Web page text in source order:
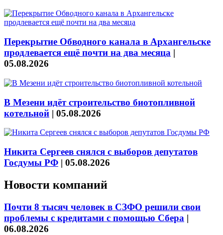
Перекрытие Обводного канала в Архангельске
продлевается ещё почти на два месяца |
05.08.2026
В Мезени идёт строительство биотопливной
котельной | 05.08.2026
Никита Сергеев снялся с выборов депутатов
Госдумы РФ | 05.08.2026
Новости компаний
Почти 8 тысяч человек в СЗФО решили свои
проблемы с кредитами с помощью Сбера |
06.08.2026